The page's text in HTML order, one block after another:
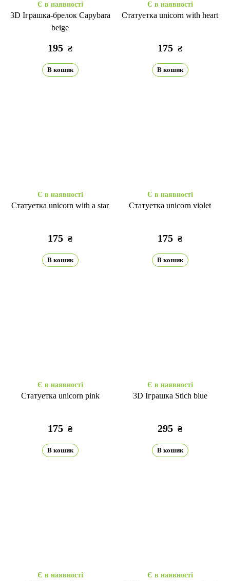
Є в наявності
3D Іграшка-брелок Capybara
beige
195 ₴
В кошик
Є в наявності
Статуетка unicorn with heart
175 ₴
В кошик
Є в наявності
Статуетка unicorn with a star
175 ₴
В кошик
Є в наявності
Статуетка unicorn violet
175 ₴
В кошик
Є в наявності
Статуетка unicorn pink
175 ₴
В кошик
Є в наявності
3D Іграшка Stich blue
295 ₴
В кошик
Є в наявності Є в наявності